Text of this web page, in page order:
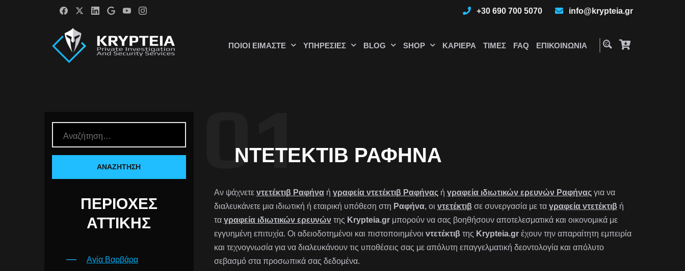
+30 690 700 5070 info@krypteia.gr
ΠΟΙΟΊ ΕΊΜΑΣΤΕ ΥΠΗΡΕΣΊΕΣ BLOG SHOP ΚΑΡΙΈΡΑ ΤΙΜΈΣ FAQ ΕΠΙΚΟΙΝΩΝΊΑ
ΠΕΡΙΟΧΈΣ
ΑΤΤΙΚΉΣ
Αγία Βαρβάρα
ΝΤΕΤΈΚΤΙΒ ΡΑΦΉΝΑ
Αν ψάχνετε ντετέκτιβ Ραφήναή γραφεία ντετέκτιβ Ραφήναςή γραφεία ιδιωτικών ερευνών Ραφήναςγια να
διαλευκάνετε μια ιδιωτική ή εταιρική υπόθεση στη Ραφήνα, οι ντετέκτιβσε συνεργασία με τα γραφεία ντετέκτιβή
τα γραφεία ιδιωτικών ερευνώντης Krypteia.grμπορούν να σας βοηθήσουν αποτελεσματικά και οικονομικά με
εγγυημένη επιτυχία. Οι αδειοδοτημένοι και πιστοποιημένοι ντετέκτιβτης Krypteia.grέχουν την απαραίτητη εμπειρία
και τεχνογνωσία για να διαλευκάνουν τις υποθέσεις σας με απόλυτη επαγγελματική δεοντολογία και απόλυτο
σεβασμό στα προσωπικά σας δεδομένα.